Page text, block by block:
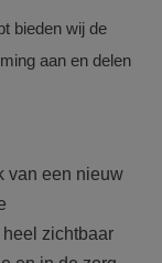
bieden wij de
aan en delen
van een nieuw
zichtbaar